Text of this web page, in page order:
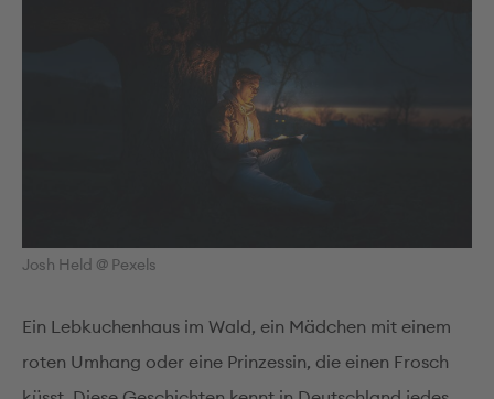
Josh Held @ Pexels
Ein Lebkuchenhaus im Wald, ein Mädchen mit einem
roten Umhang oder eine Prinzessin, die einen Frosch